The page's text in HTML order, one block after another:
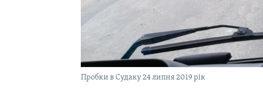
Пробки в Судаку 24 липня 2019 рік